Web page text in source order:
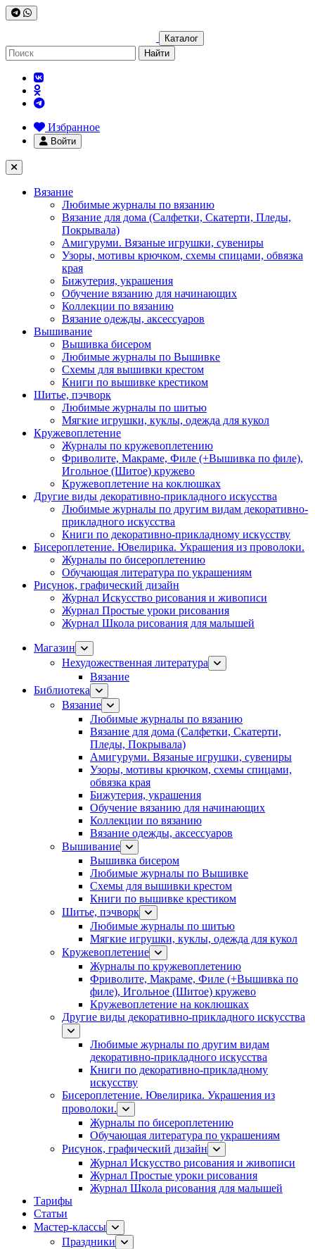
Каталог
Найти
Избранное
Войти
Вязание
Любимые журналы по вязанию
Вязание для дома (Салфетки, Скатерти, Пледы,
Покрывала)
Амигуруми. Вязаные игрушки, сувениры
Узоры, мотивы крючком, схемы спицами, обвязка
края
Бижутерия, украшения
Обучение вязанию для начинающих
Коллекции по вязанию
Вязание одежды, аксессуаров
Вышивание
Вышивка бисером
Любимые журналы по Вышивке
Схемы для вышивки крестом
Книги по вышивке крестиком
Шитье, пэчворк
Любимые журналы по шитью
Мягкие игрушки, куклы, одежда для кукол
Кружевоплетение
Журналы по кружевоплетению
Фриволите, Макраме, Филе (+Вышивка по филе),
Игольное (Шитое) кружево
Кружевоплетение на коклюшках
Другие виды декоративно-прикладного искусства
Любимые журналы по другим видам декоративно-
прикладного искусства
Книги по декоративно-прикладному искусству
Бисероплетение. Ювелирика. Украшения из проволоки.
Журналы по бисероплетению
Обучающая литература по украшениям
Рисунок, графический дизайн
Журнал Искусство рисования и живописи
Журнал Простые уроки рисования
Журнал Школа рисования для малышей
Магазин
Нехудожественная литература
Вязание
Библиотека
Вязание
Любимые журналы по вязанию
Вязание для дома (Салфетки, Скатерти,
Пледы, Покрывала)
Амигуруми. Вязаные игрушки, сувениры
Узоры, мотивы крючком, схемы спицами,
обвязка края
Бижутерия, украшения
Обучение вязанию для начинающих
Коллекции по вязанию
Вязание одежды, аксессуаров
Вышивание
Вышивка бисером
Любимые журналы по Вышивке
Схемы для вышивки крестом
Книги по вышивке крестиком
Шитье, пэчворк
Любимые журналы по шитью
Мягкие игрушки, куклы, одежда для кукол
Кружевоплетение
Журналы по кружевоплетению
Фриволите, Макраме, Филе (+Вышивка по
филе), Игольное (Шитое) кружево
Кружевоплетение на коклюшках
Другие виды декоративно-прикладного искусства
Любимые журналы по другим видам
декоративно-прикладного искусства
Книги по декоративно-прикладному
искусству
Бисероплетение. Ювелирика. Украшения из
проволоки.
Журналы по бисероплетению
Обучающая литература по украшениям
Рисунок, графический дизайн
Журнал Искусство рисования и живописи
Журнал Простые уроки рисования
Журнал Школа рисования для малышей
Тарифы
Статьи
Мастер-классы
Праздники